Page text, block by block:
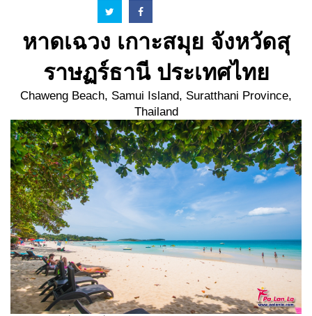
หาดเฉวง เกาะสมุย จังหวัดสุ
ราษฏร์ธานี ประเทศไทย
Chaweng Beach, Samui Island, Suratthani Province,
Thailand